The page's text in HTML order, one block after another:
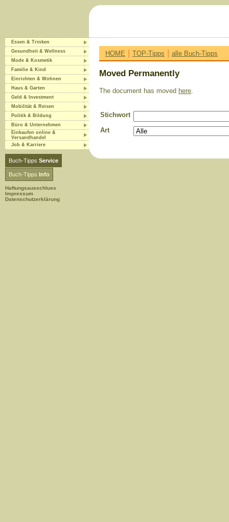
Essen & Trinken
Gesundheit & Wellness
Mode & Kosmetik
Familie & Kind
Einrichten & Wohnen
Haus & Garten
Geld & Investment
Mobilität & Reisen
Politik & Bildung
Büro & Unternehmen
Einkaufen online &
Versandhandel
Job & Karriere
Buch-Tipps Service
Buch-Tipps Info
Haftungsausschluss
Impressum
Datenschutzerklärung
HOME | TOP-Tipps | alle Buch-Tipps
Moved Permanently
The document has moved here.
Stichwort
Art